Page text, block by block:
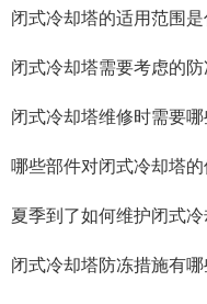
闭式冷却塔的适用范围是
闭式冷却塔需要考虑的防
闭式冷却塔维修时需要哪
哪些部件对闭式冷却塔
夏季到了如何维护闭式冷
闭式冷却塔防冻措施有哪